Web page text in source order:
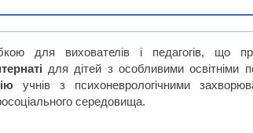
для вихователів і педагогів, що
для дітей з особливими освітніми
учнів з психоневрологічними
середовища.